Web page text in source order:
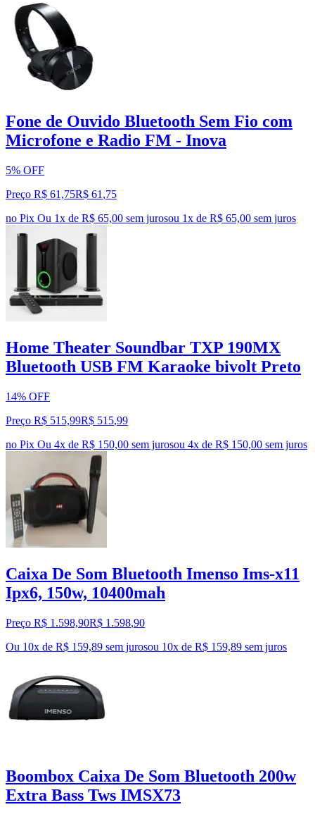
Fone de Ouvido Bluetooth Sem Fio com
Microfone e Radio FM - Inova
5% OFF
Preço R$ 61,75R$ 61 ,75
no Pix Ou 1x de R$ 65,00 sem jurosou 1x de R$ 65,00 sem juros
Home Theater Soundbar TXP 190MX
Bluetooth USB FM Karaoke bivolt Preto
14% OFF
Preço R$ 515,99R$ 515,99
no Pix Ou 4x de R$ 150,00 sem jurosou 4x de R$ 150,00 sem juros
Caixa De Som Bluetooth Imenso Ims-x11
Ipx6, 150w, 10400mah
Preço R$ 1.598,90R$ 1.598,90
Ou 10x de R$ 159,89 sem jurosou 10x de R$ 159,89 sem juros
Boombox Caixa De Som Bluetooth 200w
Extra Bass Tws IMSX73